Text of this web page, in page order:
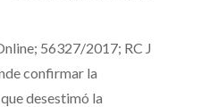
56327/2017; RC J
confirmar la
desestimó la